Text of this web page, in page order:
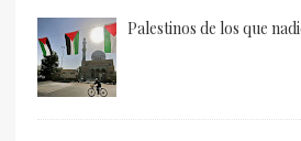
Palestinos de los que